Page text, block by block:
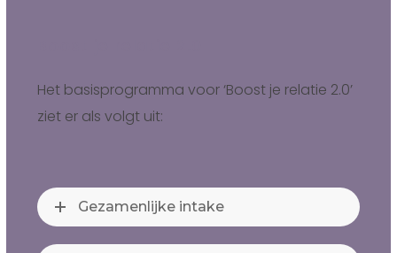
Het basisprogramma voor ‘Boost je relatie 2.0’
ziet er als volgt uit:
Gezamenlijke intake